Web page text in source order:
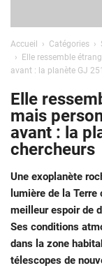
Accueil Catégories
Elle ressemble
avant : la planète GJ
Elle
mais
avant : la
chercheurs
Une exoplanète
lumière de la
meilleur espoir de
Ses conditions
dans la zone
télescopes de